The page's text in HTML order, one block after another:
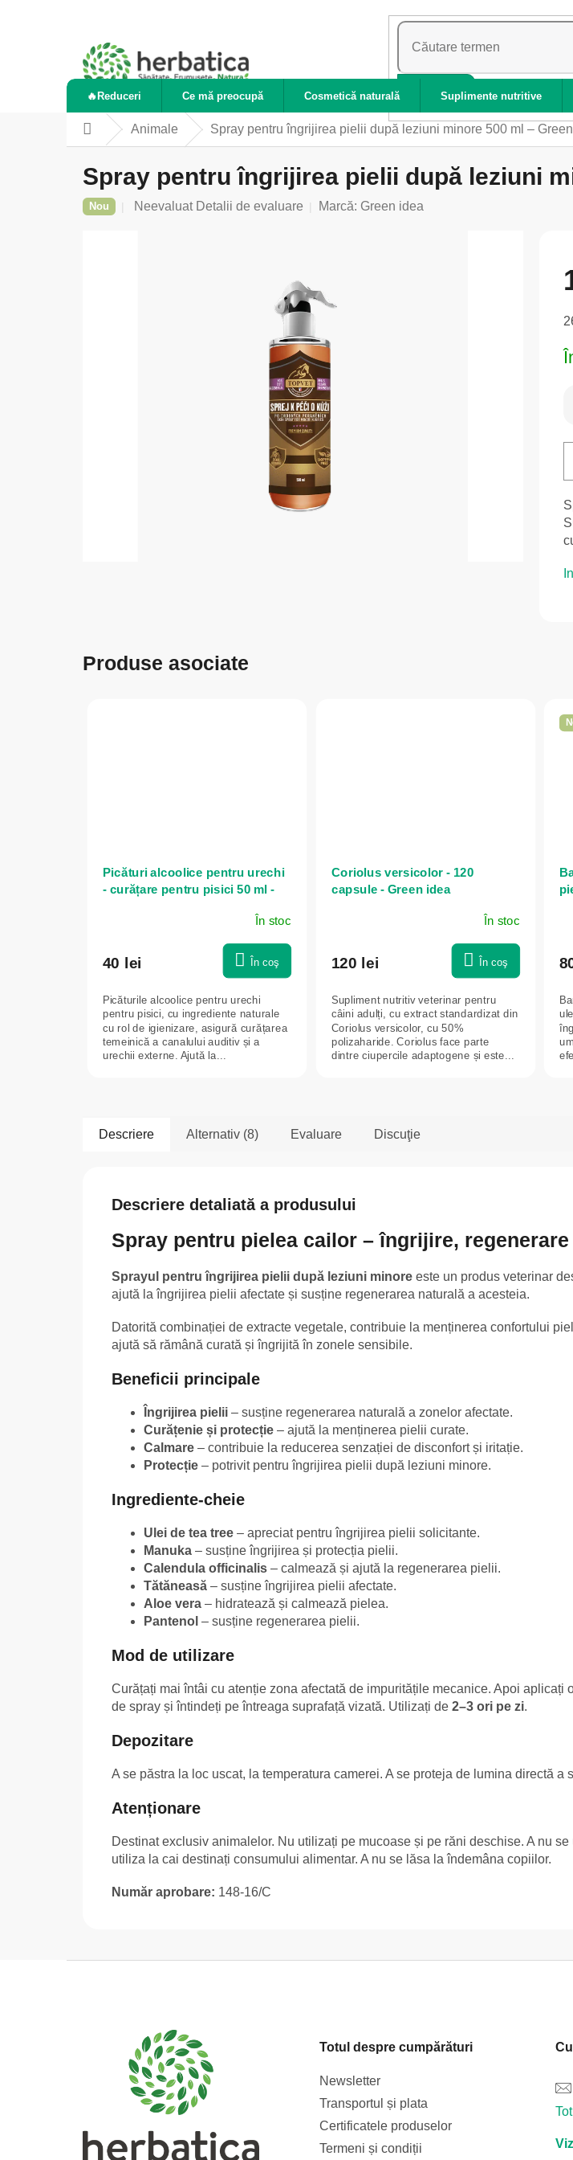
CĂUTARE
🔥Reduceri Ce mă preocupă Cosmetică naturală Suplimente nutritive
AcasăAnimale Spray pentru îngrijirea pielii după leziuni minore 500 ml –
Spray pentru îngrijirea pielii după leziuni
Nou
Evaluarea
Neevaluat Detalii de evaluare Marcă: Green idea
Produse asociate
Picături alcoolice pentru urechi
- curățare pentru pisici 50 ml -
În stoc
40 lei În coş
Picăturile alcoolice pentru urechi
pentru pisici, cu ingrediente naturale
cu rol de igienizare, asigură curățarea
temeinică a canalului auditiv și a
urechii externe. Ajută la...
Coriolus versicolor - 120
capsule - Green idea
În stoc
120 lei În coş
Supliment nutritiv veterinar pentru
câini adulți, cu extract standardizat din
Coriolus versicolor, cu 50%
polizaharide. Coriolus face parte
dintre ciupercile adaptogene și este...
Descriere Alternativ (8) Evaluare Discuţie
Descriere detaliată a produsului
Spray pentru pielea cailor – îngrijire,
Sprayul pentru îngrijirea pielii după leziuni minore este un produs veterinar
ajută la îngrijirea pielii afectate și susține regenerarea naturală a acesteia.
Datorită combinației de extracte vegetale, contribuie la menținerea confortului
ajută să rămână curată și îngrijită în zonele sensibile.
Beneficii principale
Îngrijirea pielii – susține regenerarea naturală a zonelor afectate.
Curățenie și protecție – ajută la menținerea pielii curate.
Calmare – contribuie la reducerea senzației de disconfort și iritație.
Protecție – potrivit pentru îngrijirea pielii după leziuni minore.
Ingrediente-cheie
Ulei de tea tree – apreciat pentru îngrijirea pielii solicitante.
Manuka – susține îngrijirea și protecția pielii.
Calendula officinalis – calmează și ajută la regenerarea pielii.
Tătăneasă – susține îngrijirea pielii afectate.
Aloe vera – hidratează și calmează pielea.
Pantenol – susține regenerarea pielii.
Mod de utilizare
Curățați mai întâi cu atenție zona afectată de impuritățile mecanice. Apoi aplicați
de spray și întindeți pe întreaga suprafață vizată. Utilizați de 2–3 ori pe zi.
Depozitare
A se păstra la loc uscat, la temperatura camerei. A se proteja de lumina directă a
Atenționare
Destinat exclusiv animalelor. Nu utilizați pe mucoase și pe răni deschise. A nu se
utiliza la cai destinați consumului alimentar. A nu se lăsa la îndemâna copiilor.
Număr aprobare: 148-16/C
Totul despre cumpărături
Newsletter
Transportul și plata
Certificatele produselor
Termeni și condiții